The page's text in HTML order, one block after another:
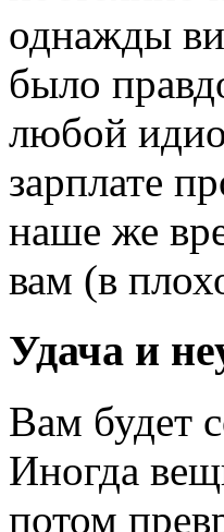
однажды
было
любой
зарплате
наше же
вам (в
Удача и
Вам будет
Иногда
потом